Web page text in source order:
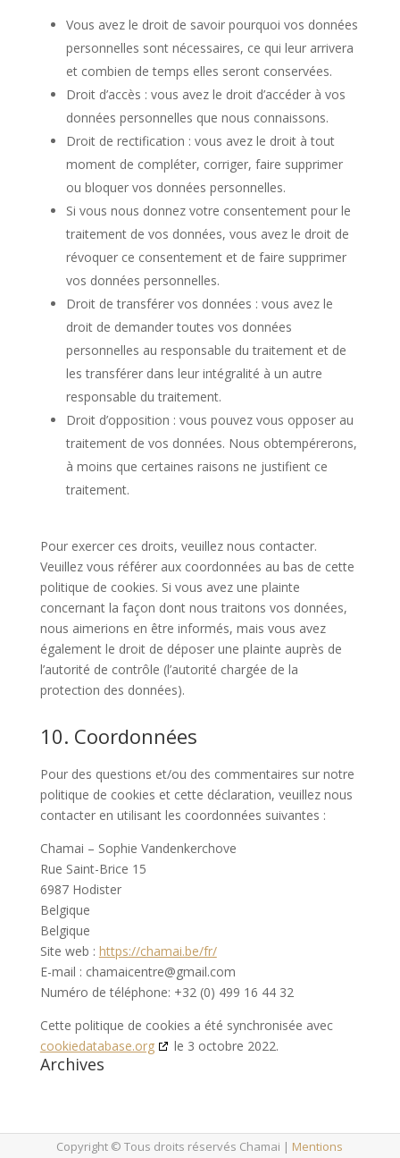
Vous avez le droit de savoir pourquoi vos données
personnelles sont nécessaires, ce qui leur arrivera
et combien de temps elles seront conservées.
Droit d’accès : vous avez le droit d’accéder à vos
données personnelles que nous connaissons.
Droit de rectification : vous avez le droit à tout
moment de compléter, corriger, faire supprimer
ou bloquer vos données personnelles.
Si vous nous donnez votre consentement pour le
traitement de vos données, vous avez le droit de
révoquer ce consentement et de faire supprimer
vos données personnelles.
Droit de transférer vos données : vous avez le
droit de demander toutes vos données
personnelles au responsable du traitement et de
les transférer dans leur intégralité à un autre
responsable du traitement.
Droit d’opposition : vous pouvez vous opposer au
traitement de vos données. Nous obtempérerons,
à moins que certaines raisons ne justifient ce
traitement.
Pour exercer ces droits, veuillez nous contacter.
Veuillez vous référer aux coordonnées au bas de cette
politique de cookies. Si vous avez une plainte
concernant la façon dont nous traitons vos données,
nous aimerions en être informés, mais vous avez
également le droit de déposer une plainte auprès de
l’autorité de contrôle (l’autorité chargée de la
protection des données).
10. Coordonnées
Pour des questions et/ou des commentaires sur notre
politique de cookies et cette déclaration, veuillez nous
contacter en utilisant les coordonnées suivantes :
Chamai – Sophie Vandenkerchove
Rue Saint-Brice 15
6987 Hodister
Belgique
Belgique
Site web : https://chamai.be/fr/
E-mail : chamaicentre@gmail.com
Numéro de téléphone: +32 (0) 499 16 44 32
Cette politique de cookies a été synchronisée avec
cookiedatabase.org
le 3 octobre 2022.
Archives
Copyright © Tous droits réservés Chamai | Mentions